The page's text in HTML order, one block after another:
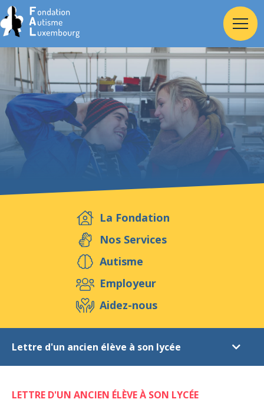
Accueil
Fondation
Services
Employeur
Aidez-nous
Evénements Publications Médias
Blog
Contact
La Fondation
Nos Services
Autisme
Employeur
Aidez-nous
Lettre d'un ancien élève à son lycée
Droits des personnes
LETTRE D'UN ANCIEN ÉLÈVE À SON LYCÉE